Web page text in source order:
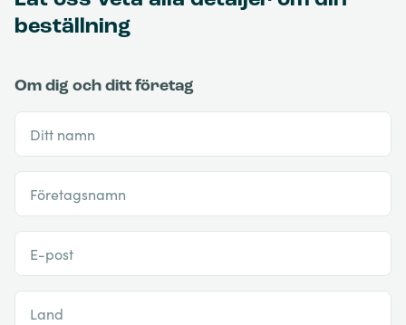
beställning
Om dig och ditt företag
Ditt namn
Företagsnamn
E-post
Land